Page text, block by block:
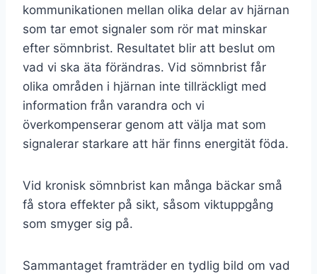
kommunikationen mellan olika delar av hjärnan
som tar emot signaler som rör mat minskar
efter sömnbrist. Resultatet blir att beslut om
vad vi ska äta förändras. Vid sömnbrist får
olika områden i hjärnan inte tillräckligt med
information från varandra och vi
överkompenserar genom att välja mat som
signalerar starkare att här finns energität föda.
Vid kronisk sömnbrist kan många bäckar små
få stora effekter på sikt, såsom viktuppgång
som smyger sig på.
Sammantaget framträder en tydlig bild om vad